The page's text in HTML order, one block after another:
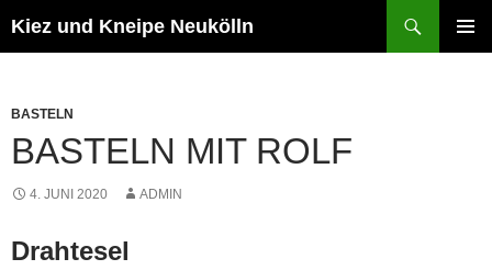
Inhalt
Kiez und Kneipe Neukölln
BASTELN
BASTELN MIT ROLF
4. JUNI 2020 ADMIN
Drahtesel